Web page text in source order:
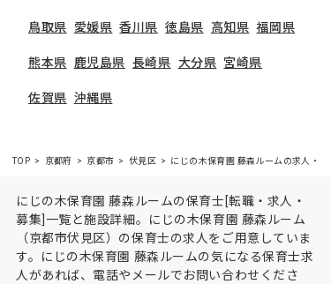
鳥取県 愛媛県 香川県 徳島県 高知県 福岡県
熊本県 鹿児島県 長崎県 大分県 宮崎県
佐賀県 沖縄県
TOP 京都府 京都市 伏見区 にじの木保育園 藤森ルームの求人・施
にじの木保育園 藤森ルームの保育士[転職・求人・
募集]一覧と施設詳細。にじの木保育園 藤森ルーム
（京都市伏見区）の保育士の求人をご用意していま
す。にじの木保育園 藤森ルームの気になる保育士求
人があれば、電話やメールでお問い合わせくださ